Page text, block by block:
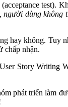
test).
người dùng không
hay không. Tuy
chấp nhận.
Story Writing
phát triển làm